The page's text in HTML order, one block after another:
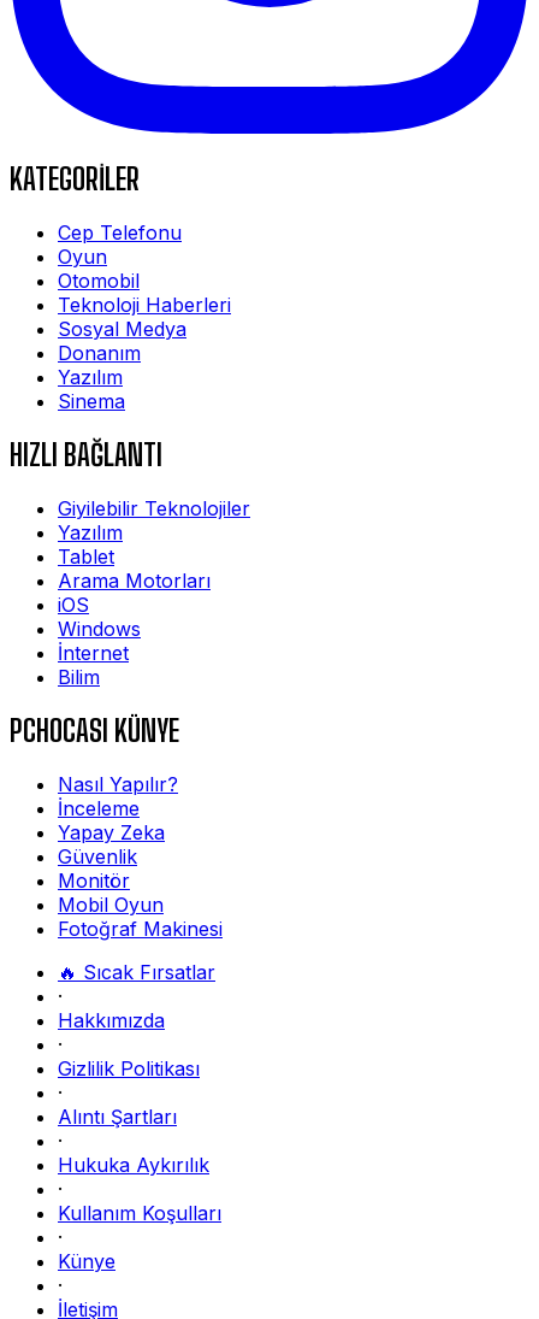
KATEGORİLER
Cep Telefonu
Oyun
Otomobil
Teknoloji Haberleri
Sosyal Medya
Donanım
Yazılım
Sinema
HIZLI BAĞLANTI
Giyilebilir Teknolojiler
Yazılım
Tablet
Arama Motorları
iOS
Windows
İnternet
Bilim
PCHOCASI KÜNYE
Nasıl Yapılır?
İnceleme
Yapay Zeka
Güvenlik
Monitör
Mobil Oyun
Fotoğraf Makinesi
🔥 Sıcak Fırsatlar
·
Hakkımızda
·
Gizlilik Politikası
·
Alıntı Şartları
·
Hukuka Aykırılık
·
Kullanım Koşulları
·
Künye
·
İletişim